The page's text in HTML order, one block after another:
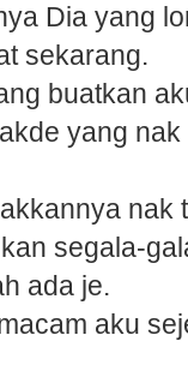
Dia yang
sekarang.
buatkan
yang
nak
segala-
ada je.
aku